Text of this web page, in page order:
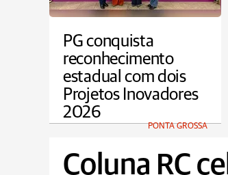
PG conquista
reconhecimento
estadual com dois
Projetos Inovadores
2026
PONTA GROSSA
Coluna RC